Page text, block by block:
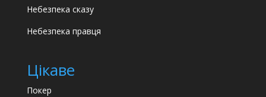
Небезпека сказу
Небезпека правця
Цікаве
Покер